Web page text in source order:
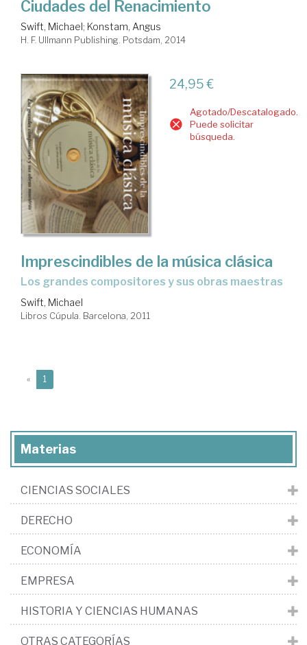
Ciudades del Renacimiento
Swift, Michael; Konstam, Angus
H. F. Ullmann Publishing. Potsdam, 2014
24,95 €
Agotado/Descatalogado.
Puede solicitar
búsqueda.
Imprescindibles de la música clásica
los grandes compositores y sus obras maestras
Swift, Michael
Libros Cúpula. Barcelona, 2011
« 1
Materias
CIENCIAS SOCIALES
DERECHO
ECONOMÍA
EMPRESA
HISTORIA Y CIENCIAS HUMANAS
OTRAS CATEGORÍAS